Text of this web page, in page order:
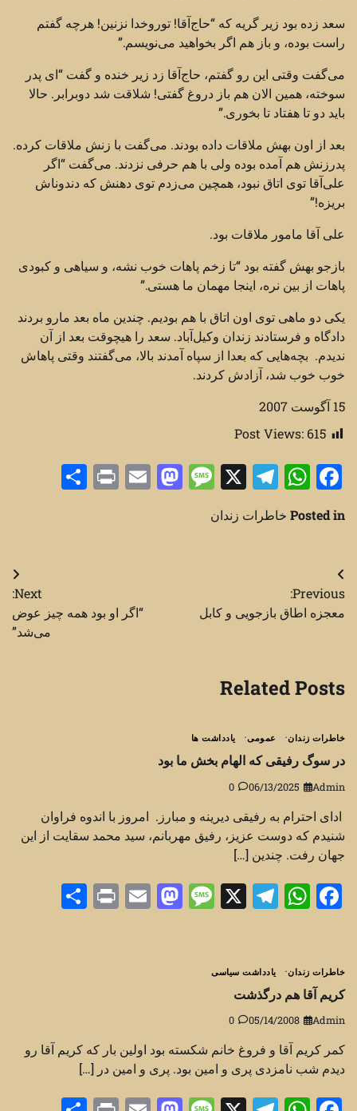
سعد زده بود زیر گریه که “حاج‌آقا! توروخدا نزنین! هرچه گفتم
راست بوده، و باز هم اگر بخواهید می‌نویسم.”
می‌گفت وقتی این رو گفتم، حاج‌آقا زد زیر خنده و گفت “ای پدر
سوخته، همین الان هم باز دروغ گفتی! شلاقت شد دوبرابر. حالا
باید دو تا هفتاد تا بخوری.”
بعد از اون بهش ملاقات داده بودند. می‌گفت با زنش ملاقات کرده.
پدرزنش هم آمده بوده ولی با هم حرفی نزدند. می‌گفت “اگر
علی‌آقا توی اتاق نبود، همچین می‌زدم توی دهنش که دندوناش
بریزه!”
علی آقا مامور ملاقات بود.
بازجو بهش گفته بود “تا زخم پاهات خوب نشه، و سیاهی و کبودی
پاهات از بین نره، اینجا مهمان ما هستی.”
یکی دو ماهی توی اون اتاق با هم بودیم. چندین ماه بعد مارو بردند
دادگاه و فرستادند زندان وکیل‌آباد. سعد را هیچوقت بعد از آن
ندیدم. بچه‌هایی که بعدا از سپاه آمدند بالا، می‌گفتند وقتی پاهاش
خوب خوب شد، آزادش کردند.
15 آگوست 2007
Post Views: 615
Facebook
WhatsApp
Telegram
X
Message
Mastodon
Email
Print
Posted in خاطرات زندان
راهبری
نوشته
Previous:
معجزه اطاق بازجویی و کابل
Next:
“اگر او بود همه چیز عوض
می‌شد”
Related Posts
خاطرات زندان عمومی یادداشت ها
در سوگ رفیقی که الهام بخش ما بود
Admin
06/13/2025
0
ادای احترام به رفیقی دیرینه و مبارز. امروز با اندوه فراوان
شنیدم که دوست عزیز، رفیق مهربانم، سید محمد سقایت از این
جهان رفت. چندین […]
Facebook
WhatsApp
Telegram
X
Message
Mastodon
Email
Print
خاطرات زندان یادداشت سیاسی
کریم آقا هم درگذشت
Admin
05/14/2008
0
کمر کریم آقا و فروغ خانم شکسته بود اولین بار که کریم آقا رو
دیدم شب نامزدی پری و امین بود. پری و امین در […]